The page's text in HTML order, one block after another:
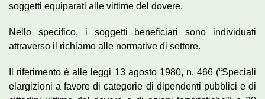
soggetti equiparati alle vittime del dovere.
Nello specifico, i soggetti beneficiari sono individuati
attraverso il richiamo alle normative di settore.
Il riferimento è alle leggi 13 agosto 1980, n. 466 (“Speciali
elargizioni a favore di categorie di dipendenti pubblici e di